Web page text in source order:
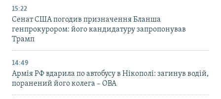
15:22
Сенат США погодив призначення Бланша
генпрокурором: його кандидатуру запропонував
Трамп
14:49
Армія РФ вдарила по автобусу в Нікополі: загинув водій,
поранений його колега – ОВА